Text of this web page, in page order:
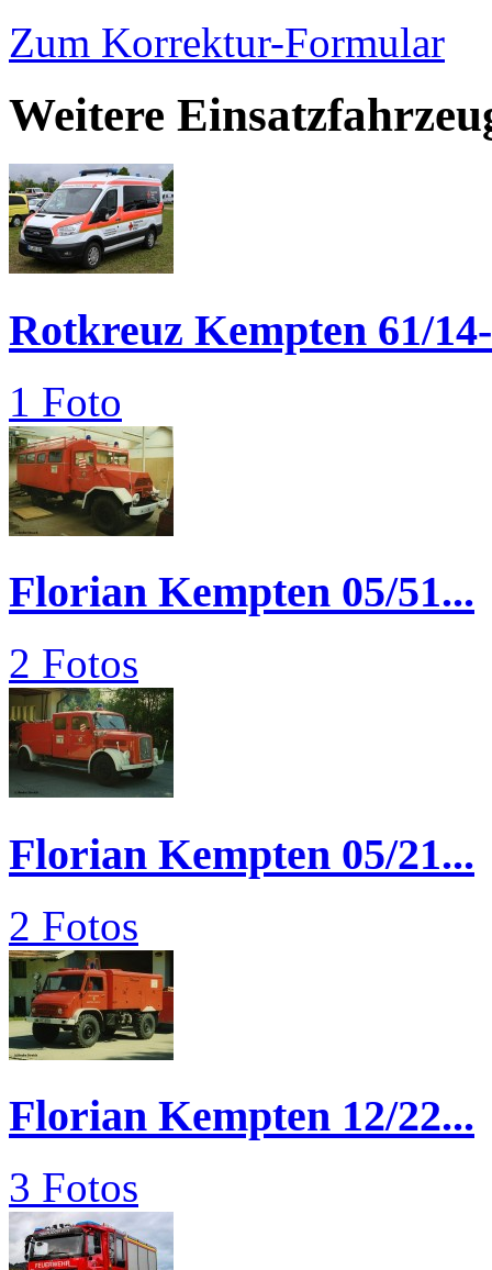
Zum Korrektur-Formular
Weitere
Rotkreuz Kempten 61/
1 Foto
Florian Kempten 05/51...
2 Fotos
Florian Kempten 05/21...
2 Fotos
Florian Kempten 12/22...
3 Fotos